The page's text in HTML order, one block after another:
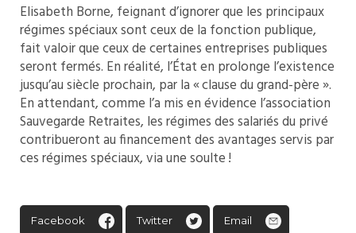
Elisabeth Borne, feignant d’ignorer que les principaux
régimes spéciaux sont ceux de la fonction publique,
fait valoir que ceux de certaines entreprises publiques
seront fermés. En réalité, l’État en prolonge l’existence
jusqu’au siècle prochain, par la « clause du grand-père ».
En attendant, comme l’a mis en évidence l’association
Sauvegarde Retraites, les régimes des salariés du privé
contribueront au financement des avantages servis par
ces régimes spéciaux, via une soulte !
Facebook Twitter Email